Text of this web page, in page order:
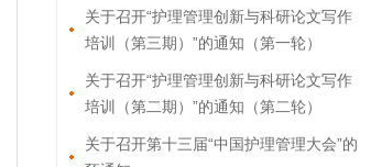
关于召开“护理管理创新与科研论文写作
培训（第三期）”的通知（第一轮）
关于召开“护理管理创新与科研论文写作
培训（第二期）”的通知（第二轮）
关于召开第十三届“中国护理管理大会”的